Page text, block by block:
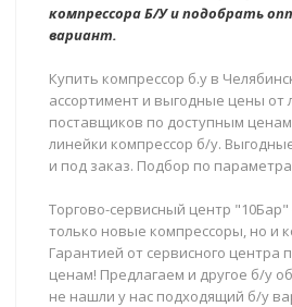
компрессора Б/У и подобрать
вариант.
Купить компрессор б.у в
ассортимент и выгодные цены от
поставщиков по доступным
линейки компрессор б/у.
и под заказ. Подбор по
Торгово-сервисный центр "10Бар"
только новые компрессоры, но и
Гарантией от сервисного центра
ценам! Предлагаем и другое б/у
не нашли у нас подходящий б/у